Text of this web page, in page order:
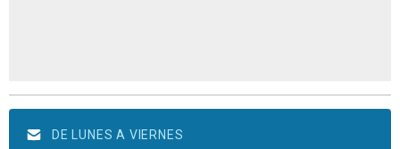
DE LUNES A VIERNES